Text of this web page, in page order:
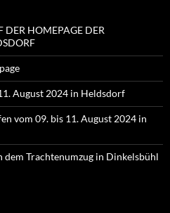
HOMEPAGE DER
August 2024 in Heldsdorf
vom 09. bis 11. August 2024 in
dem Trachtenumzug in Dinkelsbühl